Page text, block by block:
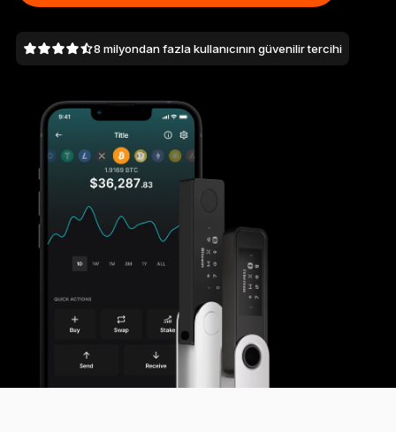
Güvenilir yedekleme koruması
Tüm ürünlere göz atın
Paketler
Aksesuarlar
Kurtarma Çözümleri
Sınırlı sayıda
Tüm ürünleri gör
8 milyondan fazla kullanıcının güvenilir tercihi